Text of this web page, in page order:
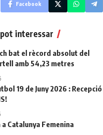
Facebook
interessar
bat el rècord absolut del
amb 54,23 metres
19 de Juny 2026 : Recepció
Catalunya Femenina